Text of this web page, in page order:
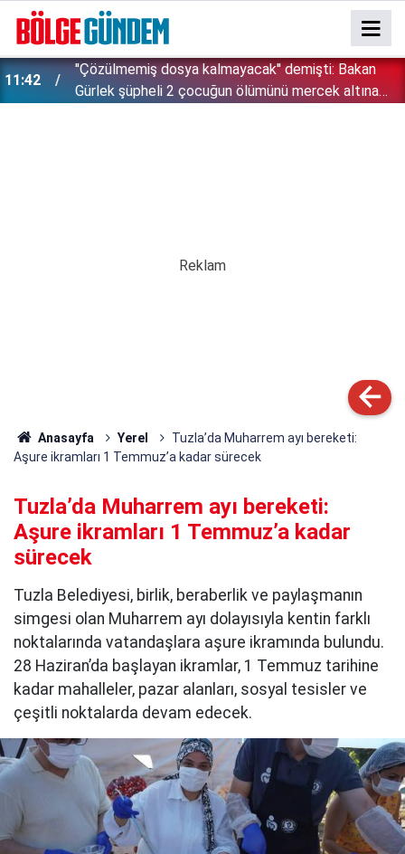
11:42
''Çözülmemiş dosya kalmayacak'' demişti: Bakan
Gürlek şüpheli 2 çocuğun ölümünü mercek altına
Anasayfa Yerel
Tuzla’da Muharrem ayı bereketi:
Aşure ikramları 1 Temmuz’a kadar sürecek
Tuzla’da Muharrem ayı bereketi:
Aşure ikramları 1 Temmuz’a kadar
sürecek
Tuzla Belediyesi, birlik, beraberlik ve paylaşmanın
simgesi olan Muharrem ayı dolayısıyla kentin farklı
noktalarında vatandaşlara aşure ikramında bulundu.
28 Haziran’da başlayan ikramlar, 1 Temmuz tarihine
kadar mahalleler, pazar alanları, sosyal tesisler ve
çeşitli noktalarda devam edecek.